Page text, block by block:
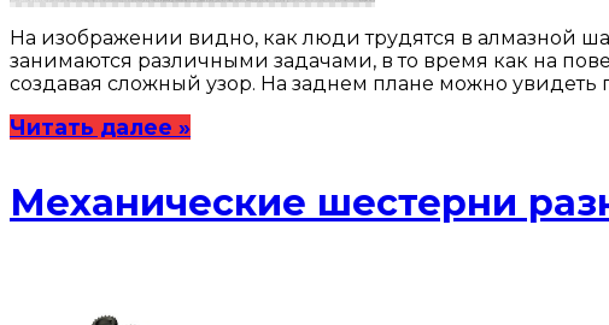
На изображении видно, как люди трудятся в алмазной
занимаются различными задачами, в то время как на
создавая сложный узор. На заднем плане можно
Читать далее »
Механические шестерни